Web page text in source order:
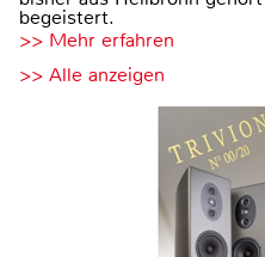
begeistert.
>> Mehr erfahren
>> Alle anzeigen